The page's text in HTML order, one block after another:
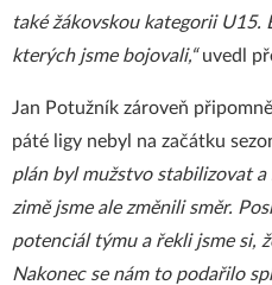
také žákovskou kategorii
kterých jsme bojovali,“uvedl
Jan Potužník zároveň
páté ligy nebyl na začátku
plán byl mužstvo stabilizovat
zimě jsme ale změnili směr.
potenciál týmu a řekli jsme si,
Nakonec se nám to podařilo